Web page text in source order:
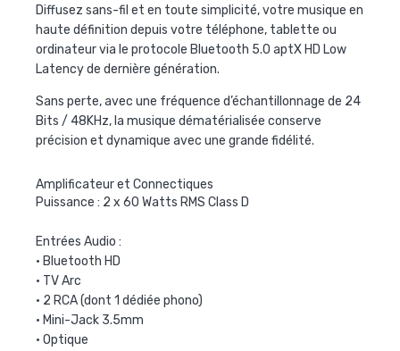
Diffusez sans-fil et en toute simplicité, votre musique en
haute définition depuis votre téléphone, tablette ou
ordinateur via le protocole Bluetooth 5.0 aptX HD Low
Latency de dernière génération.
Sans perte, avec une fréquence d’échantillonnage de 24
Bits / 48KHz, la musique dématérialisée conserve
précision et dynamique avec une grande fidélité.
Amplificateur et Connectiques
Puissance : 2 x 60 Watts RMS Class D
Entrées Audio :
• Bluetooth HD
• TV Arc
• 2 RCA (dont 1 dédiée phono)
• Mini-Jack 3.5mm
• Optique